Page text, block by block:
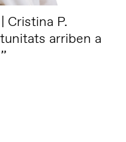
Cristina P.
arriben a